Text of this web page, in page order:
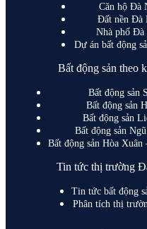
Căn hộ Đà
Đất nền Đà
Nhà phố Đà
Dự án bất động
Bất động sản theo
Bất động sản
Bất động sản
Bất động sản
Bất động sản
Bất động sản Hòa
Tin tức thị trường
Tin tức bất động
Phân tích thị